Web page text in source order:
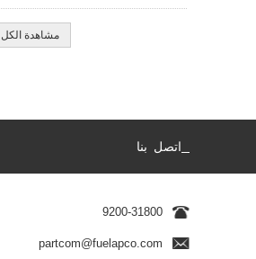
مشاهدة الكل
اتصل بنا
9200-31800
partcom@fuelapco.com